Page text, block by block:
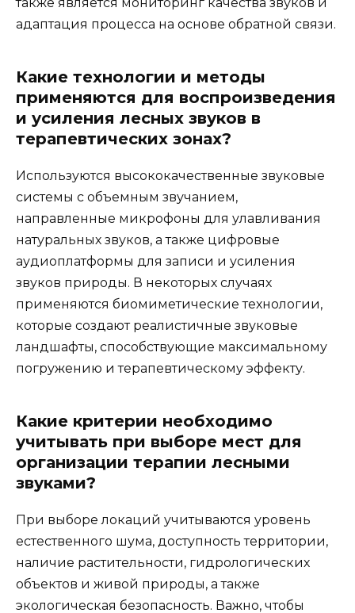
также является мониторинг качества звуков и
адаптация процесса на основе обратной связи.
Какие технологии и методы
применяются для воспроизведения
и усиления лесных звуков в
терапевтических зонах?
Используются высококачественные звуковые
системы с объемным звучанием,
направленные микрофоны для улавливания
натуральных звуков, а также цифровые
аудиоплатформы для записи и усиления
звуков природы. В некоторых случаях
применяются биомиметические технологии,
которые создают реалистичные звуковые
ландшафты, способствующие максимальному
погружению и терапевтическому эффекту.
Какие критерии необходимо
учитывать при выборе мест для
организации терапии лесными
звуками?
При выборе локаций учитываются уровень
естественного шума, доступность территории,
наличие растительности, гидрологических
объектов и живой природы, а также
экологическая безопасность. Важно, чтобы